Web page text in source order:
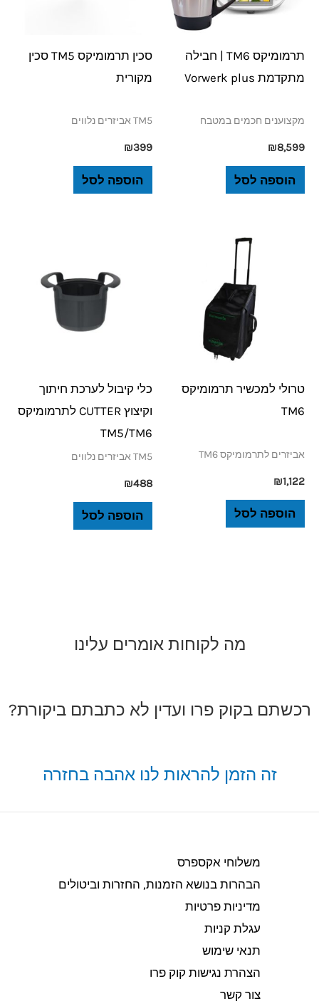
תרמומיקס TM6 | חבילה
מתקדמת Vorwerk plus
מקצוענים חכמים במטבח
₪8,599
הוספה לסל
סכין תרמומיקס TM5 סכין
מקורית
TM5 אביזרים נלווים
₪399
הוספה לסל
טרולי למכשיר תרמומיקס
TM6
אביזרים לתרמומיקס TM6
₪1,122
הוספה לסל
כלי קיבול לערכת חיתוך
וקיצוץ CUTTER לתרמומיקס
TM5/TM6
TM5 אביזרים נלווים
₪488
הוספה לסל
מה לקוחות אומרים עלינו
רכשתם בקוק פרו ועדין לא כתבתם ביקורת?
זה הזמן להראות לנו אהבה בחזרה
משלוחי אקספרס
הבהרות בנושא הזמנות, החזרות וביטולים​
מדיניות פרטיות
עגלת קניות
תנאי שימוש
הצהרת נגישות קוק פרו
צור קשר